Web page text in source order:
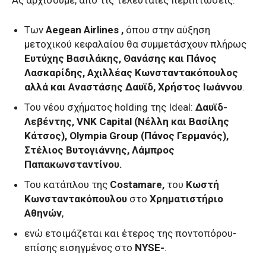
Tων Aegean Airlines , όπου στην αύξηση
μετοχικού κεφαλαίου θα συμμετάσχουν πλήρως
Ευτύχης Βασιλάκης, Θανάσης και Πάνος
Λασκαρίδης, Αχιλλέας Κωνσταντακόπουλος
αλλά και Αναστάσης Δαυϊδ, Χρήστος Ιωάννου.
Του νέου σχήματος holding της Ideal: Δαυϊδ-
Λεβέντης, VNK Capital (Νέλλη και Βασίλης
Κάτσος), Olympia Group (Πάνος Γερμανός),
Στέλιος Βυτογιάννης, Λάμπρος
Παπακωνσταντίνου.
Του κατάπλου της Costamare, του Κωστή
Κωνσταντακόπουλου στο Χρηματιστήριο
Αθηνών,
ενώ ετοιμάζεται και έτερος της ποντοπόρου-
επίσης εισηγμένος στο NYSE-.